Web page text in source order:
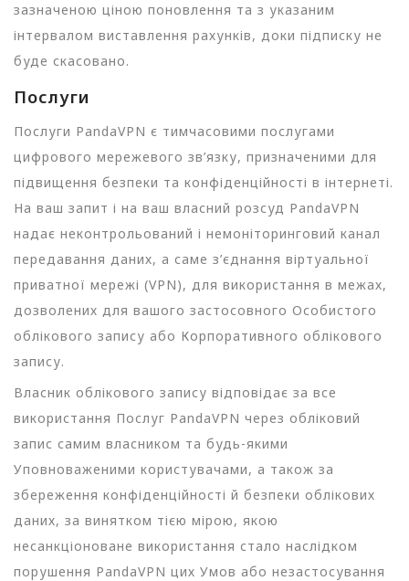
зазначеною ціною поновлення та з указаним
інтервалом виставлення рахунків, доки підписку не
буде скасовано.
Послуги
Послуги PandaVPN є тимчасовими послугами
цифрового мережевого зв’язку, призначеними для
підвищення безпеки та конфіденційності в інтернеті.
На ваш запит і на ваш власний розсуд PandaVPN
надає неконтрольований і немоніторинговий канал
передавання даних, а саме з’єднання віртуальної
приватної мережі (VPN), для використання в межах,
дозволених для вашого застосовного Особистого
облікового запису або Корпоративного облікового
запису.
Власник облікового запису відповідає за все
використання Послуг PandaVPN через обліковий
запис самим власником та будь-якими
Уповноваженими користувачами, а також за
збереження конфіденційності й безпеки облікових
даних, за винятком тією мірою, якою
несанкціоноване використання стало наслідком
порушення PandaVPN цих Умов або незастосування